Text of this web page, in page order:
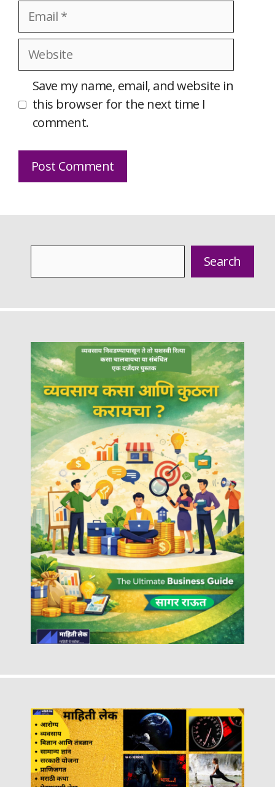
Email
Website
Save my name, email, and website in
this browser for the next time I
comment.
Search